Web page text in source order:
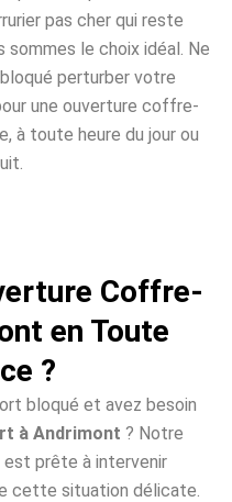
pas cher qui reste
le choix idéal. Ne
perturber votre
une ouverture coffre-
à toute heure du jour ou
Coffre-
en Toute
?
bloqué et avez besoin
à Andrimont ? Notre
prête à intervenir
cette situation délicate.